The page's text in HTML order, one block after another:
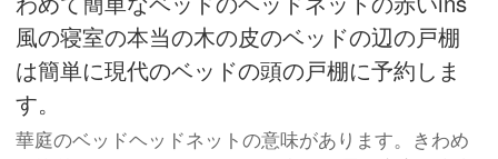
風の寝室の本当の木の皮のベッドの辺の戸棚
は簡単に現代のベッドの頭の戸棚に予約しま
す。
華庭のベッドヘッドネットの意味があります。きわめ